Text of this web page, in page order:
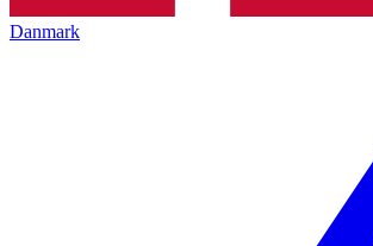
Danmark